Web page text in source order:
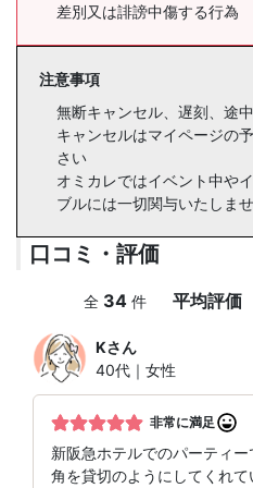
差別又は誹謗中傷する行為
注意事項
無断キャンセル、遅刻、途
キャンセルはマイページの
さい
オミカレではイベント中や
ブルには一切関与いたしま
口コミ・評価
全 34 件 平均評価
Kさん
40代｜女性
非常に満足
新阪急ホテルでのパーティ
角を貸切のようにしてくれ